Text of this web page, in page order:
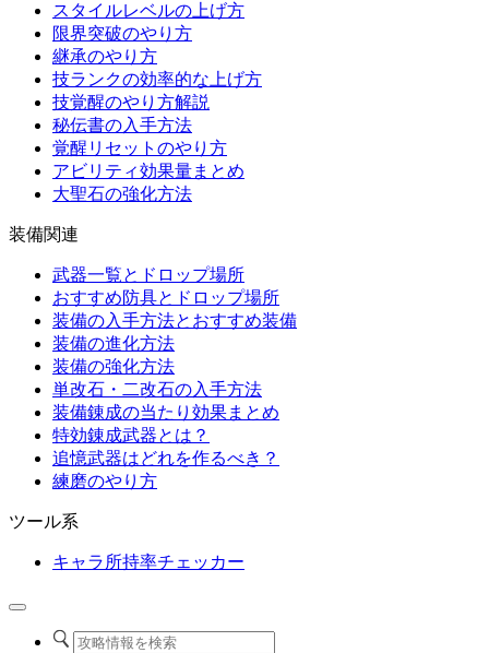
スタイルレベルの上げ方
限界突破のやり方
継承のやり方
技ランクの効率的な上げ方
技覚醒のやり方解説
秘伝書の入手方法
覚醒リセットのやり方
アビリティ効果量まとめ
大聖石の強化方法
装備関連
武器一覧とドロップ場所
おすすめ防具とドロップ場所
装備の入手方法とおすすめ装備
装備の進化方法
装備の強化方法
単改石・二改石の入手方法
装備錬成の当たり効果まとめ
特効錬成武器とは？
追憶武器はどれを作るべき？
練磨のやり方
ツール系
キャラ所持率チェッカー